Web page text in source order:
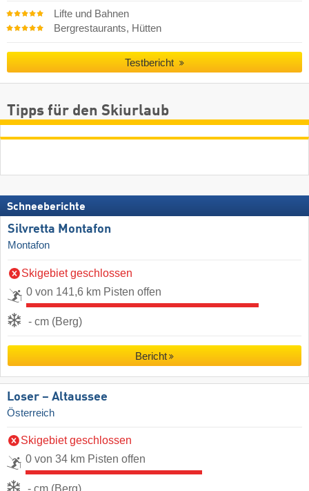
Lifte und Bahnen
Bergrestaurants, Hütten
Testbericht
Tipps für den Skiurlaub
Schneeberichte
Silvretta Montafon
Montafon
Skigebiet geschlossen
0 von 141,6 km Pisten offen
- cm (Berg)
Bericht
Loser – Altaussee
Österreich
Skigebiet geschlossen
0 von 34 km Pisten offen
- cm (Berg)